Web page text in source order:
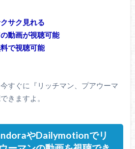
サク見れる
動画が視聴可能
で視聴可能
すぐに『リッチマン、プアウーマ
きますよ。
やDailymotionでリ